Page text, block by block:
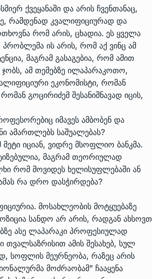
ქვეყანაში და არის ჩვენთანაც,
რამდენად კვალიფიციურად და
რომ არის, ცხადია. ეს ყველა
პრობლემა ის არის, რომ აქ ვინც ამ
მაგრამ გასაგებია, რომ ამით
ამ თემებზე ილაპარაკოთო,
ეკონომისტი, რომან
გოცირიძემ შესანიშნავად იცის,
იმავეს ამბობენ და
ამართლებს საშუალებას?
მეტი იციან, ვიდრე მსოფლიო ბანკმა.
მაგრამ თეორიულად
რომ მოვიდეს ხელისუფლებაში ან
რა დრო დასჭირდება?
მოსახლეობის მოტყუებაზე
სანდო არ არის, რადგან ახსოვთ
ასე ლაპარაკი პროფესიულად
ამის შესახებ, სულ
სოფლის მეურნეობა, რაზეც არის
მოძრაობამ” ჩააყენა